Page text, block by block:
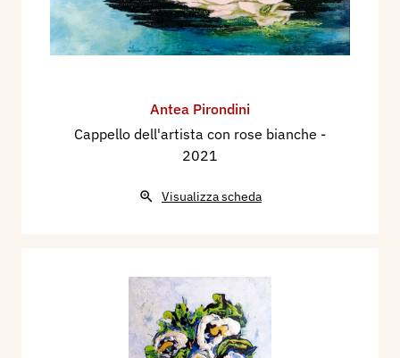
Antea Pirondini
Cappello dell'artista con rose bianche -
2021
Visualizza scheda